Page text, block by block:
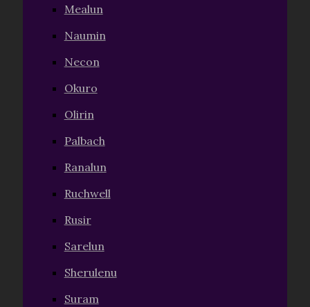
Mealun
Naumin
Necon
Okuro
Olirin
Palbach
Ranalun
Ruchwell
Rusir
Sarelun
Sherulenu
Suram